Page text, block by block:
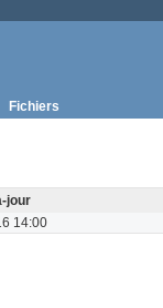
Fichiers
jour
14:00